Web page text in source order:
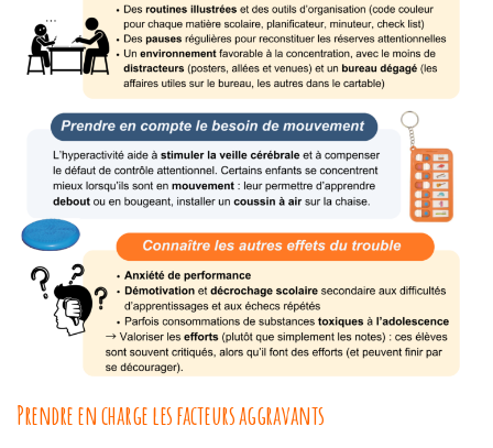
Prendre en charge les facteurs aggravants